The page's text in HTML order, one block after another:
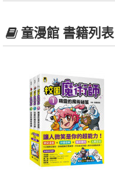
童漫館 書籍列表